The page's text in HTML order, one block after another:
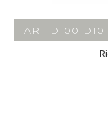
ART D100 D101